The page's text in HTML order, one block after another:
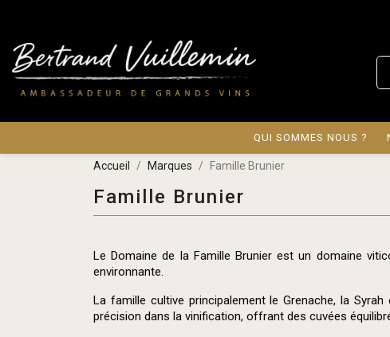
QUI SOMMES NOUS ?
Accueil Marques Famille Brunier
Famille Brunier
Le Domaine de la Famille Brunier est un domaine
environnante.
La famille cultive principalement le Grenache, la
précision dans la vinification, offrant des cuvées